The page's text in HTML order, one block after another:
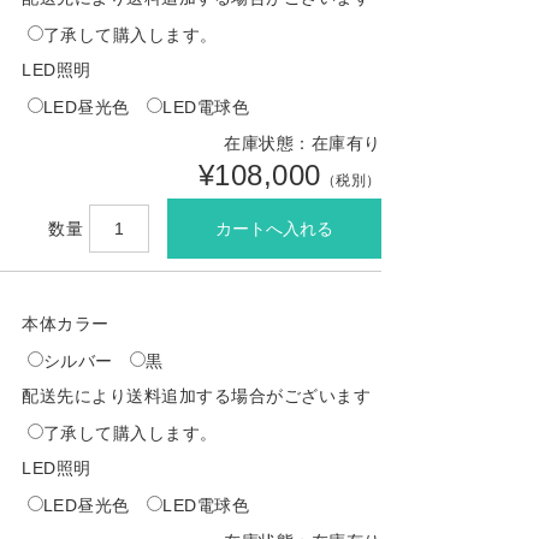
了承して購入します。
LED照明
LED昼光色
LED電球色
在庫状態：在庫有り
¥108,000 （税別）
数量
本体カラー
シルバー
黒
配送先により送料追加する場合がございます
了承して購入します。
LED照明
LED昼光色
LED電球色